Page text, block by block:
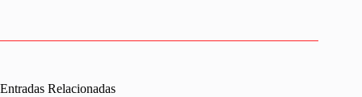
Entradas Relacionadas